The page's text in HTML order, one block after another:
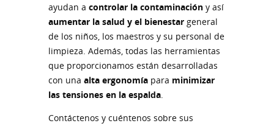
ayudan a controlar la contaminación y así
aumentar la salud y el bienestar general
de los niños, los maestros y su personal de
limpieza. Además, todas las herramientas
que proporcionamos están desarrolladas
con una alta ergonomía para minimizar
las tensiones en la espalda.
Contáctenos y cuéntenos sobre sus